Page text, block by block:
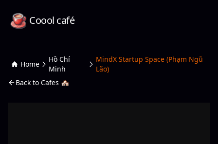
Coool café
Home
Hồ Chí
Minh
MindX Startup Space (Phạm Ngũ
Lão)
Back to Cafes 🏘️